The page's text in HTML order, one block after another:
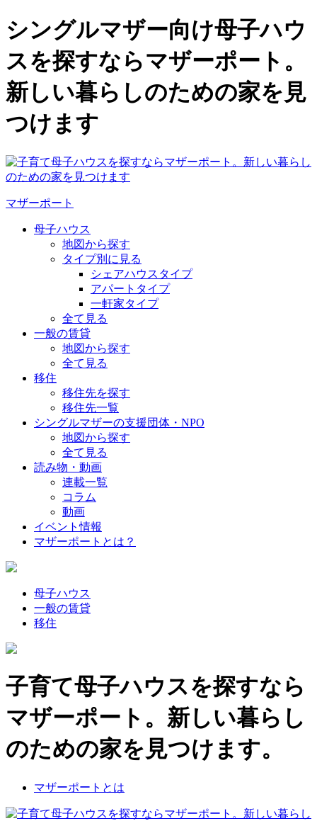
シングルマザー向け母子ハウ
スを探すならマザーポート。
新しい暮らしのための家を見
つけます
マザーポート
母子ハウス
地図から探す
タイプ別に見る
シェアハウスタイプ
アパートタイプ
一軒家タイプ
全て見る
一般の賃貸
地図から探す
全て見る
移住
移住先を探す
移住先一覧
シングルマザーの支援団体・NPO
地図から探す
全て見る
読み物・動画
連載一覧
コラム
動画
イベント情報
マザーポートとは？
母子ハウス
一般の賃貸
移住
子育て母子ハウスを探すなら
マザーポート。新しい暮らし
のための家を見つけます。
マザーポートとは